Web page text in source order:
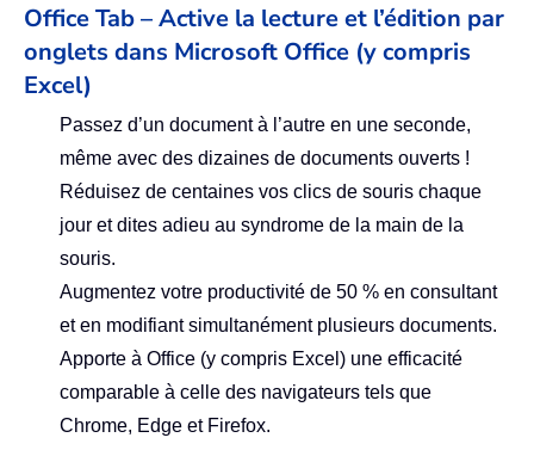
Office Tab – Active la lecture et l’édition par
onglets dans Microsoft Office (y compris
Excel)
Passez d’un document à l’autre en une seconde,
même avec des dizaines de documents ouverts !
Réduisez de centaines vos clics de souris chaque
jour et dites adieu au syndrome de la main de la
souris.
Augmentez votre productivité de 50 % en consultant
et en modifiant simultanément plusieurs documents.
Apporte à Office (y compris Excel) une efficacité
comparable à celle des navigateurs tels que
Chrome, Edge et Firefox.